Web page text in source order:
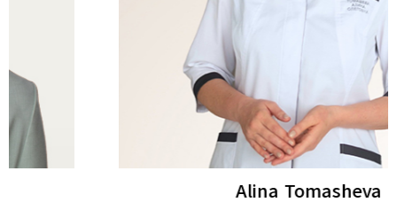
Alina Tomasheva